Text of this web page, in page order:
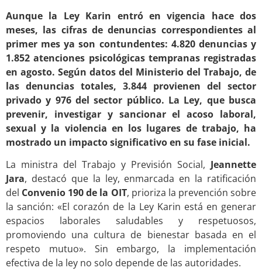
Aunque la Ley Karin entró en vigencia hace dos
meses, las cifras de denuncias correspondientes al
primer mes ya son contundentes: 4.820 denuncias y
1.852 atenciones psicológicas tempranas registradas
en agosto. Según datos del Ministerio del Trabajo, de
las denuncias totales, 3.844 provienen del sector
privado y 976 del sector público. La Ley, que busca
prevenir, investigar y sancionar el acoso laboral,
sexual y la violencia en los lugares de trabajo, ha
mostrado un impacto significativo en su fase inicial.
La ministra del Trabajo y Previsión Social, Jeannette
Jara, destacó que la ley, enmarcada en la ratificación
del Convenio 190 de la OIT, prioriza la prevención sobre
la sanción: «El corazón de la Ley Karin está en generar
espacios laborales saludables y respetuosos,
promoviendo una cultura de bienestar basada en el
respeto mutuo». Sin embargo, la implementación
efectiva de la ley no solo depende de las autoridades.